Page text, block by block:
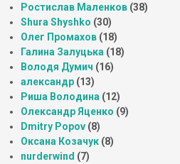
Ростислав Маленков (38)
Shura Shyshko (30)
Олег Промахов (18)
Галина Залуцька (18)
Володя Думич (16)
александр (13)
Риша Володина (12)
Олександр Яценко (9)
Dmitry Popov (8)
Оксана Козачук (8)
nurderwind (7)